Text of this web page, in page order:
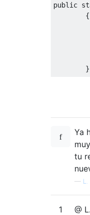
public
{
}
Ya
tu
— L.
1
@